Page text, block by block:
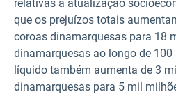
relativas à atualização
que os prejuízos totais
coroas dinamarquesas para 18
dinamarquesas ao longo de 100
líquido também aumenta de 3
dinamarquesas para 5 mil